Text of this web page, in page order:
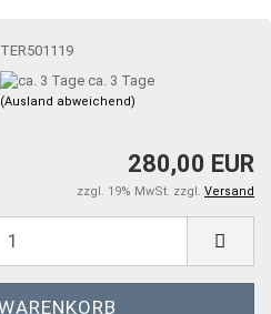
TER501119
ca. 3 Tage
(Ausland abweichend)
280,00 EUR
zzgl. 19% MwSt. zzgl. Versand